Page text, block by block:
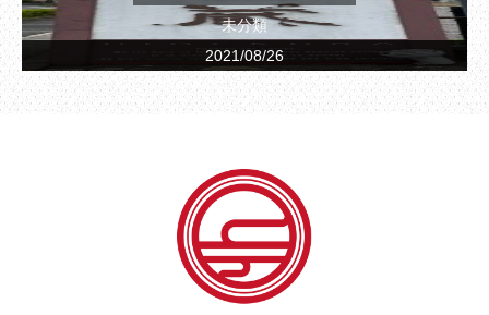
未分類
2021/08/26